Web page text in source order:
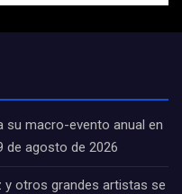
su macro-evento anual en
de agosto de 2026
y otros grandes artistas se